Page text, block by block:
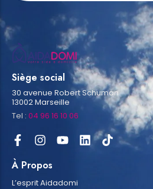
Siège social
30 avenue Robert Schuman
13002 Marseille
Tel : 04 96 16 10 06
À Propos
L’esprit Aidadomi